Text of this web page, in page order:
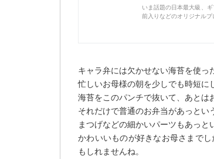
いま話題の日本最大級、
前入りなどのオリジナル
キャラ弁には欠かせない海苔を使っ
忙しいお母様の朝を少しでも時短に
海苔をこのパンチで抜いて、あとは
それだけで普通のお弁当があっとい
まつげなどの細かいパーツもあっと
かわいいものが好きなお母さまで
もしれませんね。